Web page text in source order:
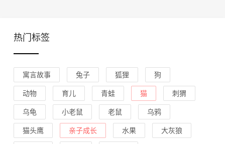
热门标签
寓言故事 兔子 狐狸 狗
动物 育儿 青蛙 猫 刺猬
乌龟 小老鼠 老鼠 乌鸦
猫头鹰 亲子成长 水果 大灰狼